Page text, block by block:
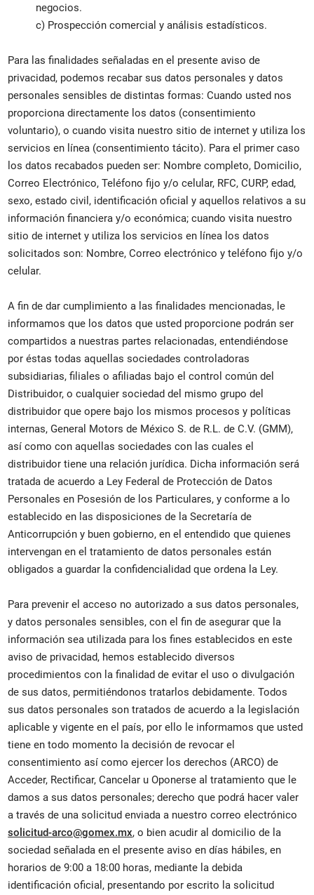
negocios.
c) Prospección comercial y análisis estadísticos.
Para las finalidades señaladas en el presente aviso de
privacidad, podemos recabar sus datos personales y datos
personales sensibles de distintas formas: Cuando usted nos
proporciona directamente los datos (consentimiento
voluntario), o cuando visita nuestro sitio de internet y utiliza los
servicios en línea (consentimiento tácito). Para el primer caso
los datos recabados pueden ser: Nombre completo, Domicilio,
Correo Electrónico, Teléfono fijo y/o celular, RFC, CURP, edad,
sexo, estado civil, identificación oficial y aquellos relativos a su
información financiera y/o económica; cuando visita nuestro
sitio de internet y utiliza los servicios en línea los datos
solicitados son: Nombre, Correo electrónico y teléfono fijo y/o
celular.
A fin de dar cumplimiento a las finalidades mencionadas, le
informamos que los datos que usted proporcione podrán ser
compartidos a nuestras partes relacionadas, entendiéndose
por éstas todas aquellas sociedades controladoras
subsidiarias, filiales o afiliadas bajo el control común del
Distribuidor, o cualquier sociedad del mismo grupo del
distribuidor que opere bajo los mismos procesos y políticas
internas, General Motors de México S. de R.L. de C.V. (GMM),
así como con aquellas sociedades con las cuales el
distribuidor tiene una relación jurídica. Dicha información será
tratada de acuerdo a Ley Federal de Protección de Datos
Personales en Posesión de los Particulares, y conforme a lo
establecido en las disposiciones de la Secretaría de
Anticorrupción y buen gobierno, en el entendido que quienes
intervengan en el tratamiento de datos personales están
obligados a guardar la confidencialidad que ordena la Ley.
Para prevenir el acceso no autorizado a sus datos personales,
y datos personales sensibles, con el fin de asegurar que la
información sea utilizada para los fines establecidos en este
aviso de privacidad, hemos establecido diversos
procedimientos con la finalidad de evitar el uso o divulgación
de sus datos, permitiéndonos tratarlos debidamente. Todos
sus datos personales son tratados de acuerdo a la legislación
aplicable y vigente en el país, por ello le informamos que usted
tiene en todo momento la decisión de revocar el
consentimiento así como ejercer los derechos (ARCO) de
Acceder, Rectificar, Cancelar u Oponerse al tratamiento que le
damos a sus datos personales; derecho que podrá hacer valer
a través de una solicitud enviada a nuestro correo electrónico
solicitud-arco@gomex.mx, o bien acudir al domicilio de la
sociedad señalada en el presente aviso en días hábiles, en
horarios de 9:00 a 18:00 horas, mediante la debida
identificación oficial, presentando por escrito la solicitud